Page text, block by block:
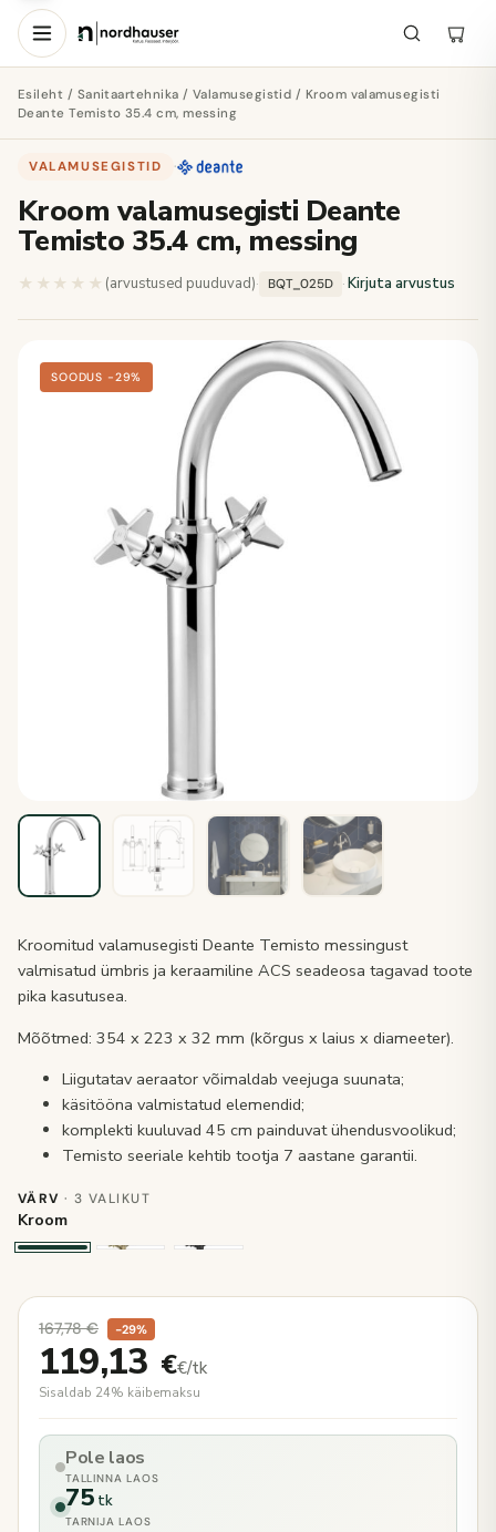
Esileht / Sanitaartehnika / Valamusegistid / Kroom valamusegisti
Deante Temisto 35.4 cm, messing
VALAMUSEGISTID ·
Kroom valamusegisti Deante
Temisto 35.4 cm, messing
★★★★★ ★★★★★
(arvustused puuduvad)· BQT_025D ·Kirjuta arvustus
SOODUS −29%
Kroomitud valamusegisti Deante Temisto messingust
valmisatud ümbris ja keraamiline ACS seadeosa tagavad toote
pika kasutusea.
Mõõtmed: 354 x 223 x 32 mm (kõrgus x laius x diameeter).
Liigutatav aeraator võimaldab veejuga suunata;
käsitööna valmistatud elemendid;
komplekti kuuluvad 45 cm painduvat ühendusvoolikud;
Temisto seeriale kehtib tootja 7 aastane garantii.
VÄRV · 3 VALIKUT
Kroom
167,78€ −29%
119,13 €€/tk
Sisaldab 24% käibemaksu
Pole laos
TALLINNA LAOS
75 tk
TARNIJA LAOS